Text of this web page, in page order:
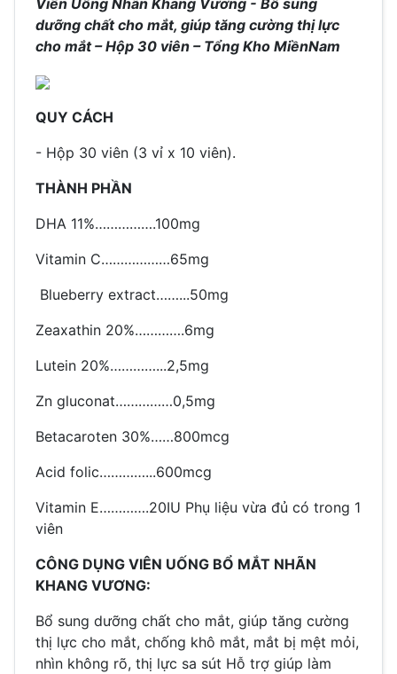
dưỡng chất cho mắt, giúp tăng cường thị lực
cho mắt – Hộp 30 viên – Tổng Kho MiềnNam
QUY CÁCH
- Hộp 30 viên (3 vỉ x 10 viên).
THÀNH PHẦN
DHA 11%…………….100mg
Vitamin C………………65mg
Blueberry extract……...50mg
Zeaxathin 20%………….6mg
Lutein 20%…………...2,5mg
Zn gluconat……………0,5mg
Betacaroten 30%……800mcg
Acid folic…………...600mcg
Vitamin E………….20IU Phụ liệu vừa đủ có trong 1
viên
CÔNG DỤNG VIÊN UỐNG BỔ MẮT NHÃN
KHANG VƯƠNG:
Bổ sung dưỡng chất cho mắt, giúp tăng cường
thị lực cho mắt, chống khô mắt, mắt bị mệt mỏi,
nhìn không rõ, thị lực sa sút Hỗ trợ giúp làm